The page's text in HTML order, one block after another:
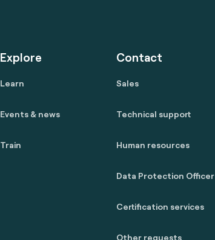
Explore
Learn
Events & news
Train
Contact
Sales
Technical support
Human resources
Data Protection Officer
Certification services
Other requests